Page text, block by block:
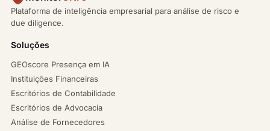
Plataforma de inteligência empresarial para análise de risco e
due diligence.
Soluções
GEOscore Presença em IA
Instituições Financeiras
Escritórios de Contabilidade
Escritórios de Advocacia
Análise de Fornecedores